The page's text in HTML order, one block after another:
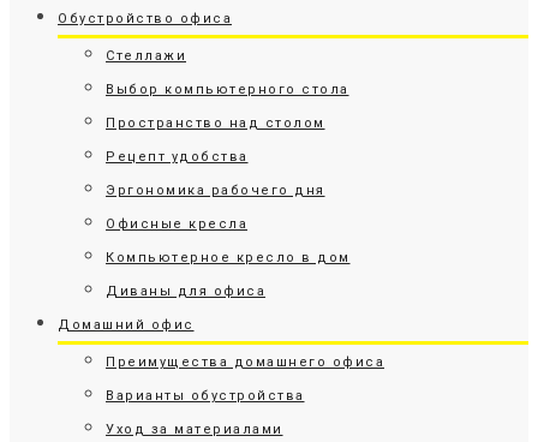
Обустройство офиса
Стеллажи
Выбор компьютерного стола
Пространство над столом
Рецепт удобства
Эргономика рабочего дня
Офисные кресла
Компьютерное кресло в дом
Диваны для офиса
Домашний офис
Преимущества домашнего офиса
Варианты обустройства
Уход за материалами